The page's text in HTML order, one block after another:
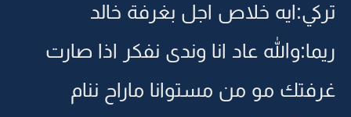
تركي:ايه خلاص اجل بغرفة خالد
ريما:والله عاد انا وندى نفكر اذا صارت
غرفتك مو من مستوانا ماراح ننام